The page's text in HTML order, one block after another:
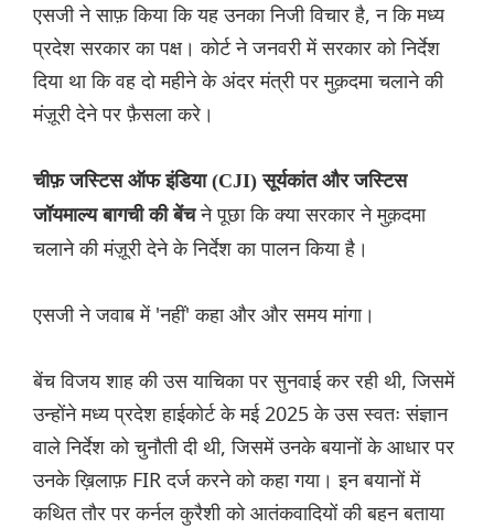
एसजी ने साफ़ किया कि यह उनका निजी विचार है, न कि मध्य
प्रदेश सरकार का पक्ष। कोर्ट ने जनवरी में सरकार को निर्देश
दिया था कि वह दो महीने के अंदर मंत्री पर मुक़दमा चलाने की
मंज़ूरी देने पर फ़ैसला करे।
चीफ़ जस्टिस ऑफ इंडिया (CJI) सूर्यकांत और जस्टिस
जॉयमाल्य बागची की बेंचने पूछा कि क्या सरकार ने मुक़दमा
चलाने की मंज़ूरी देने के निर्देश का पालन किया है।
एसजी ने जवाब में 'नहीं' कहा और और समय मांगा।
बेंच विजय शाह की उस याचिका पर सुनवाई कर रही थी, जिसमें
उन्होंने मध्य प्रदेश हाईकोर्ट के मई 2025 के उस स्वतः संज्ञान
वाले निर्देश को चुनौती दी थी, जिसमें उनके बयानों के आधार पर
उनके ख़िलाफ़ FIR दर्ज करने को कहा गया। इन बयानों में
कथित तौर पर कर्नल कुरैशी को आतंकवादियों की बहन बताया